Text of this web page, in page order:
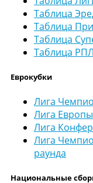
Таблица
Таблица
Таблица
Таблица РПЛ
Еврокубки
Лига
Лига
Лига
Лига
раунда
Национальные